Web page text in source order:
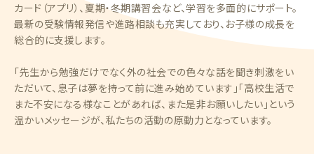
カード（アプリ）、夏期・冬期講習会など、学習を多面的にサポート。
最新の受験情報発信や進路相談も充実しており、お子様の成長を
総合的に支援します。
「先生から勉強だけでなく外の社会での色々な話を聞き刺激をい
ただいて、息子は夢を持って前に進み始めています」「高校生活で
また不安になる様なことがあれば、また是非お願いしたい」という
温かいメッセージが、私たちの活動の原動力となっています。